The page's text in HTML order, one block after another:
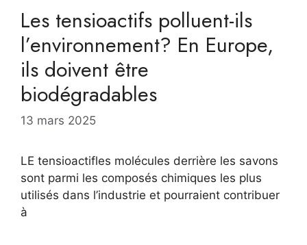
Les tensioactifs polluent-ils
l’environnement? En Europe,
ils doivent être
biodégradables
13 mars 2025
LE tensioactifles molécules derrière les savons
sont parmi les composés chimiques les plus
utilisés dans l’industrie et pourraient contribuer
à